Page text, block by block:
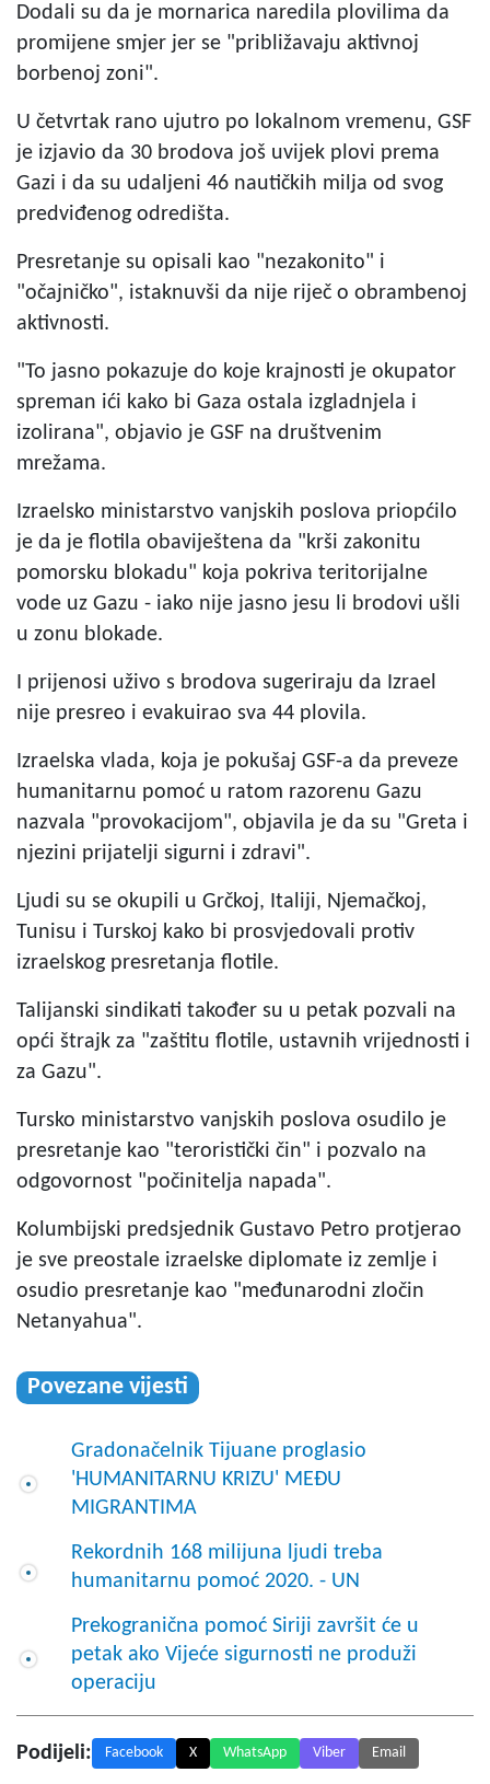
Dodali su da je mornarica naredila plovilima da
promijene smjer jer se "približavaju aktivnoj
borbenoj zoni".
U četvrtak rano ujutro po lokalnom vremenu, GSF
je izjavio da 30 brodova još uvijek plovi prema
Gazi i da su udaljeni 46 nautičkih milja od svog
predviđenog odredišta.
Presretanje su opisali kao "nezakonito" i
"očajničko", istaknuvši da nije riječ o obrambenoj
aktivnosti.
"To jasno pokazuje do koje krajnosti je okupator
spreman ići kako bi Gaza ostala izgladnjela i
izolirana", objavio je GSF na društvenim
mrežama.
Izraelsko ministarstvo vanjskih poslova priopćilo
je da je flotila obaviještena da "krši zakonitu
pomorsku blokadu" koja pokriva teritorijalne
vode uz Gazu - iako nije jasno jesu li brodovi ušli
u zonu blokade.
I prijenosi uživo s brodova sugeriraju da Izrael
nije presreo i evakuirao sva 44 plovila.
Izraelska vlada, koja je pokušaj GSF-a da preveze
humanitarnu pomoć u ratom razorenu Gazu
nazvala "provokacijom", objavila je da su "Greta i
njezini prijatelji sigurni i zdravi".
Ljudi su se okupili u Grčkoj, Italiji, Njemačkoj,
Tunisu i Turskoj kako bi prosvjedovali protiv
izraelskog presretanja flotile.
Talijanski sindikati također su u petak pozvali na
opći štrajk za "zaštitu flotile, ustavnih vrijednosti i
za Gazu".
Tursko ministarstvo vanjskih poslova osudilo je
presretanje kao "teroristički čin" i pozvalo na
odgovornost "počinitelja napada".
Kolumbijski predsjednik Gustavo Petro protjerao
je sve preostale izraelske diplomate iz zemlje i
osudio presretanje kao "međunarodni zločin
Netanyahua".
Povezane vijesti
Gradonačelnik Tijuane proglasio
'HUMANITARNU KRIZU' MEĐU
MIGRANTIMA
Rekordnih 168 milijuna ljudi treba
humanitarnu pomoć 2020. - UN
Prekogranična pomoć Siriji završit će u
petak ako Vijeće sigurnosti ne produži
operaciju
Podijeli: Facebook X WhatsApp Viber Email